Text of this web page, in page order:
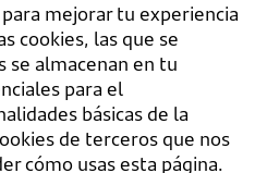
mejorar tu experiencia
cookies, las que se
se almacenan en tu
para el
básicas de la
de terceros que nos
cómo usas esta página.